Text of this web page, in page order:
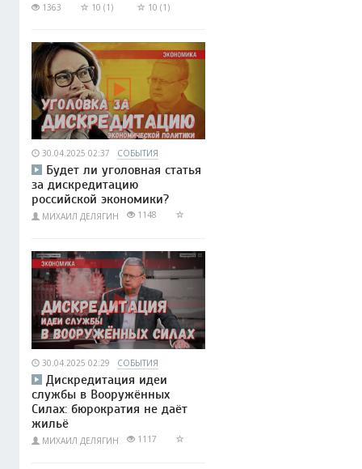
1363
10 (1) 10 (1)
30.04.2025 02:37 СОБЫТИЯ
Будет ли уголовная статья
за дискредитацию
российской экономики?
МИХАИЛ ДЕЛЯГИН 1148
30.04.2025 02:29 СОБЫТИЯ
Дискредитация идеи
службы в Вооружённых
Силах: бюрократия не даёт
жильё
МИХАИЛ ДЕЛЯГИН 1117